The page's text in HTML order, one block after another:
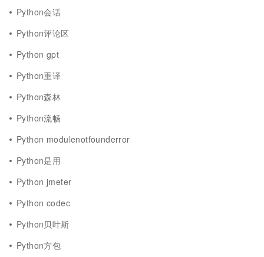
Python会话
Python评论区
Python gpt
Python重译
Python森林
Python流畅
Python modulenotfounderror
Python是用
Python jmeter
Python codec
Python贝叶斯
Python方包